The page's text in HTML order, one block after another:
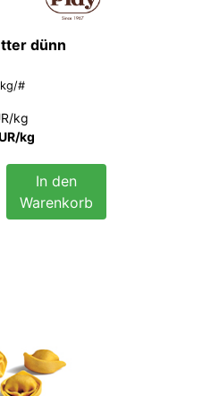
dünn
#
kg
kg
In den
Warenkorb